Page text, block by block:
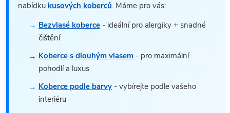
nabídku kusových koberců. Máme pro vás:
Bezvlasé koberce - ideální pro alergiky + snadné
čištění
Koberce s dlouhým vlasem - pro maximální
pohodlí a luxus
Koberce podle barvy - vybírejte podle vašeho
interiéru